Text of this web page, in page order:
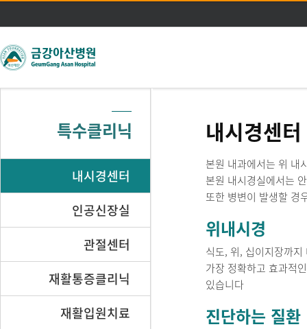
주메뉴 바로가기
본문 바로가기
특수클리닉
내시경센터
인공신장실
관절센터
재활통증클리닉
재활입원치료
내시경센터
본원 내과에서는 위 내
본원 내시경실에서는
또한 병변이 발생할 경
위내시경
식도, 위, 십이지장까
가장 정확하고 효과적
있습니다
진단하는 질환